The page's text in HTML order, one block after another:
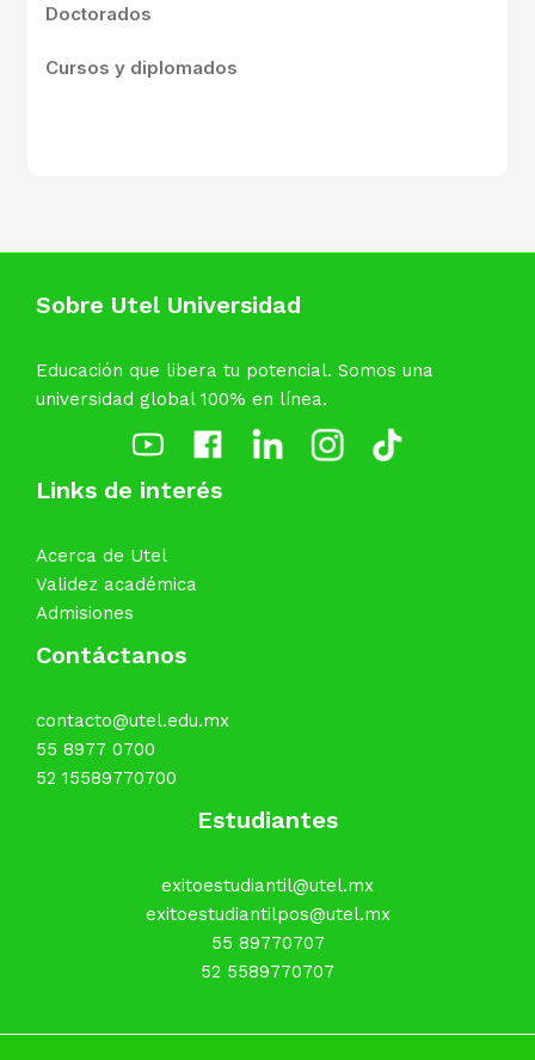
Doctorados
Cursos y diplomados
Sobre Utel Universidad
Educación que libera tu potencial. Somos una
universidad global 100% en línea.
Links de interés
Acerca de Utel
Validez académica
Admisiones
Contáctanos
contacto@utel.edu.mx
55 8977 0700
52 15589770700
Estudiantes
exitoestudiantil@utel.mx
exitoestudiantilpos@utel.mx
55 89770707
52 5589770707